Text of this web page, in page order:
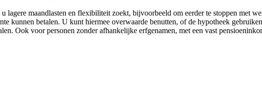
lagere maandlasten en flexibiliteit zoekt, bijvoorbeeld om eerder te stoppen met
kunnen betalen. U kunt hiermee overwaarde benutten, of de hypotheek
Ook voor personen zonder afhankelijke erfgenamen, met een vast